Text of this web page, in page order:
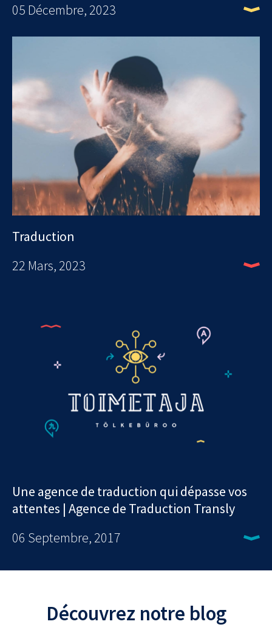
05 Décembre, 2023
Traduction
22 Mars, 2023
Une agence de traduction qui dépasse vos
attentes | Agence de Traduction Transly
06 Septembre, 2017
Découvrez notre blog